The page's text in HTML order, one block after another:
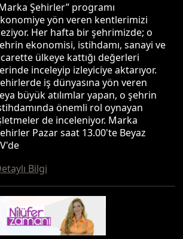
Şehirler” programı
yön veren kentlerimizi
Her hafta bir şehrimizde; o
ekonomisi, istihdamı, sanayi ve
ülkeye kattığı değerleri
inceleyip izleyiciye aktarıyor.
iş dünyasına yön veren
büyük atılımlar yapan, o şehrin
önemli rol oynayan
de inceleniyor. Marka
Pazar saat 13.00'te Beyaz
Bilgi